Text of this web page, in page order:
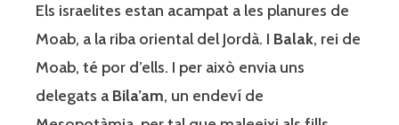
Els israelites estan acampat a les planures de
Moab, a la riba oriental del Jordà. I Balak, rei de
Moab, té por d’ells. I per això envia uns
delegats a Bila’am, un endeví de